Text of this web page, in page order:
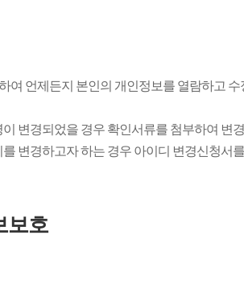
언제든지 본인의 개인정보를 열람하고
변경되었을 경우 확인서류를 첨부하여 변
변경하고자 하는 경우 아이디 변경신청서
보호